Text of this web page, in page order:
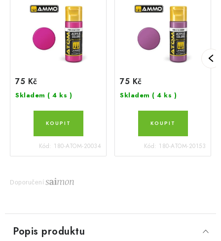
75 Kč
Skladem ( 4 ks )
Kód: 180-ATOM-20034
75 Kč
Skladem ( 4 ks )
Kód: 180-ATOM-20153
Doporučení
Popis produktu